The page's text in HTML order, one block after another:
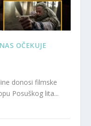
OČEKUJE
donosi filmske
Posuškog lita...